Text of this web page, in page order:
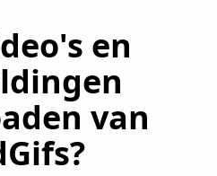
en
van